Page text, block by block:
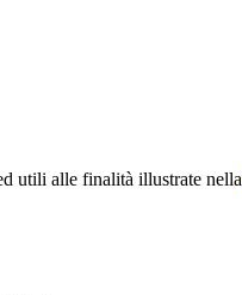
utili alle finalità illustrate nella